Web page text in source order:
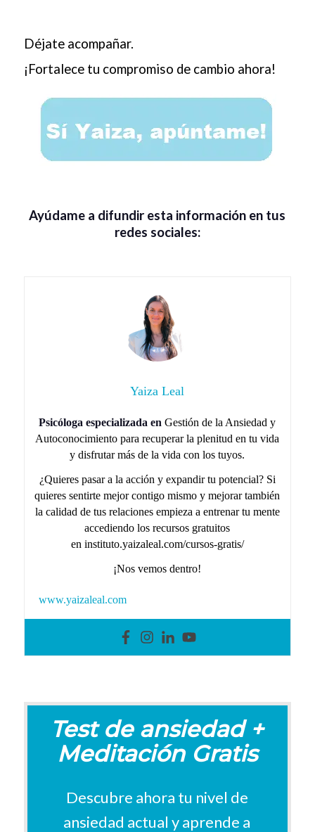
Déjate acompañar.
¡Fortalece tu compromiso de cambio ahora!
Ayúdame a difundir esta información en tus
redes sociales:
Yaiza Leal
Psicóloga especializada enGestión de la Ansiedad y
Autoconocimiento para recuperar la plenitud en tu vida
y disfrutar más de la vida con los tuyos.
¿Quieres pasar a la acción y expandir tu potencial? Si
quieres sentirte mejor contigo mismo y mejorar también
la calidad de tus relaciones empieza a entrenar tu mente
accediendo los recursos gratuitos
en instituto.yaizaleal.com/cursos-gratis/
¡Nos vemos dentro!
www.yaizaleal.com
Test de ansiedad +
Meditación Gratis
Descubre ahora tu nivel de
ansiedad actual y aprende a